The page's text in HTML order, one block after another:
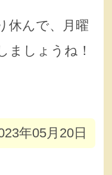
休んで、月曜
ましょうね！
年05月20日